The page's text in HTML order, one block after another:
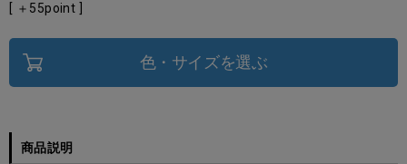
[ ＋ 55point ]
色・サイズを選ぶ
商品説明